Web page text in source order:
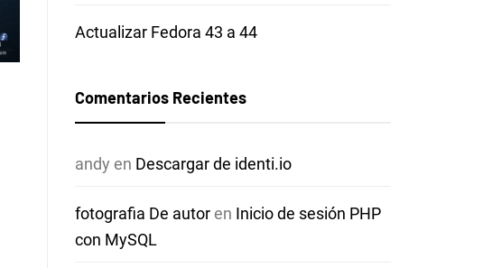
Actualizar Fedora 43 a 44
Comentarios Recientes
andy en Descargar de identi.io
fotografia De autoren Inicio de sesión PHP
con MySQL